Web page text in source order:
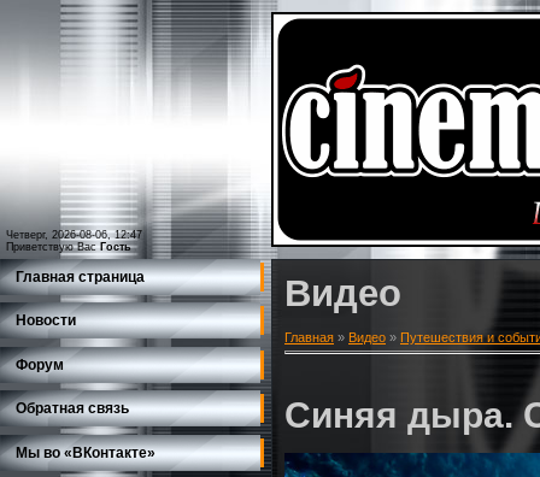
Четверг, 2026-08-06, 12:47
Приветствую Вас Гость
Главная страница
Новости
Форум
Обратная связь
Мы во «ВКонтакте»
Видео
Главная » Видео » Путешествия и
Синяя дыра.